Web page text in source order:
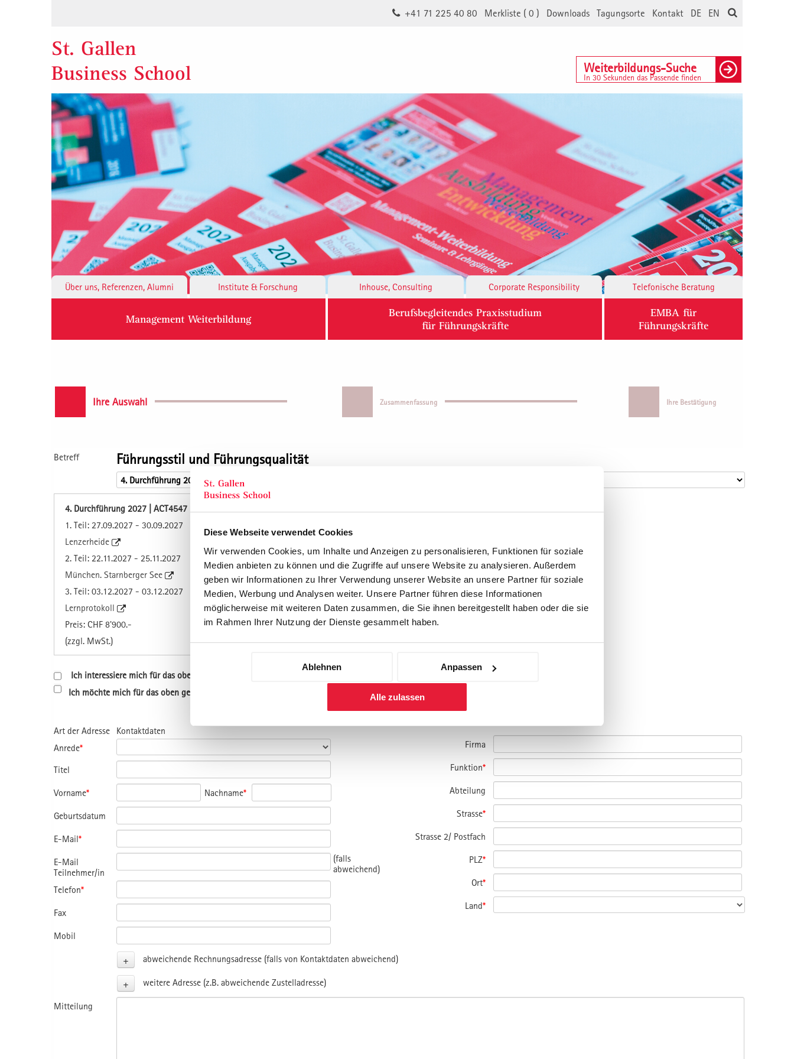
Diese Webseite verwendet Cookies
Wir verwenden Cookies, um Inhalte und Anzeigen zu personalisieren, Funktionen für soziale
Medien anbieten zu können und die Zugriffe auf unsere Website zu analysieren. Außerdem
geben wir Informationen zu Ihrer Verwendung unserer Website an unsere Partner für soziale
Medien, Werbung und Analysen weiter. Unsere Partner führen diese Informationen
möglicherweise mit weiteren Daten zusammen, die Sie ihnen bereitgestellt haben oder die sie
im Rahmen Ihrer Nutzung der Dienste gesammelt haben.
Ablehnen Anpassen
Alle zulassen
EN
DE
Kontakt
Tagungsorte
Downloads
Merkliste (0 )
+41 71 225 40 80
St. Gallen
Business School
Weiterbildungs-Suche
In 30 Sekunden das Passende finden
Über uns, Referenzen, Alumni Institute & Forschung Inhouse, Consulting Corporate Responsibility Telefonische Beratung
Management Weiterbildung
Berufsbegleitendes Praxisstudium
für Führungskräfte
EMBA für
Führungskräfte
Ihre Auswahl Zusammenfassung Ihre Bestätigung
Betreff Führungsstil und Führungsqualität
4. Durchführung 2027 | ACT4547
1. Teil: 27.09.2027 - 30.09.2027
Lenzerheide
2. Teil: 22.11.2027 - 25.11.2027
München. Starnberger See
3. Teil: 03.12.2027 - 03.12.2027
Lernprotokoll
Preis: CHF 8'900.-
(zzgl. MwSt.)
Ich interessiere mich für das oben genannte Programm und bitte um Kontaktaufnahme.
Ich möchte mich für das oben genannte Programm anmelden.
Art der Adresse
Kontaktdaten
Anrede*
Titel
Vorname* Nachname*
Geburtsdatum
E-Mail*
E-Mail
Teilnehmer/in
(falls
abweichend)
Telefon*
Fax
Mobil
Firma
Funktion*
Abteilung
Strasse*
Strasse 2/ Postfach
PLZ*
Ort*
Land*
+ abweichende Rechnungsadresse (falls von Kontaktdaten abweichend)
+ weitere Adresse (z.B. abweichende Zustelladresse)
Mitteilung